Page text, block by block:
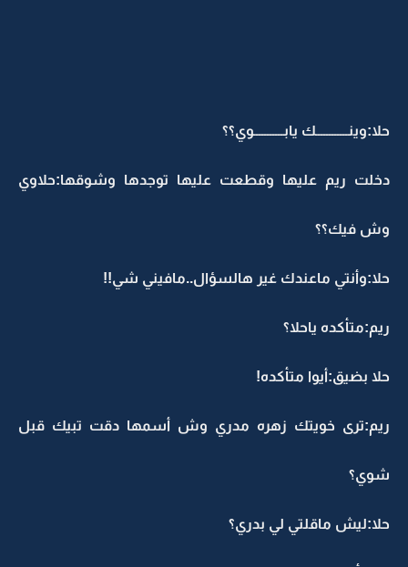
حلا:وينــــــــــــك يابـــــــــــوي؟؟
دخلت ريم عليها وقطعت عليها توجدها وشوقها:حلاوي
وش فيك؟؟
حلا:وأنتي ماعندك غير هالسؤال..مافيني شي!!
ريم:متأكده ياحلا؟
حلا بضيق:أيوا متأكده!
ريم:ترى خويتك زهره مدري وش أسمها دقت تبيك قبل
شوي؟
حلا:ليش ماقلتي لي بدري؟